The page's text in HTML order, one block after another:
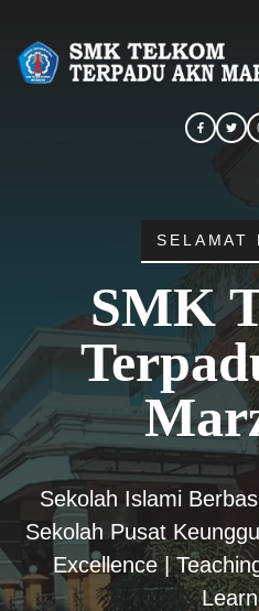
SELAMAT
SMK
Sekolah Islami
Sekolah Pusat
Excellence |